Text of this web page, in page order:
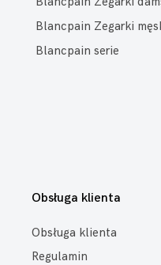
Blancpain Zegarki
Blancpain serie
Obsługa klienta
Obsługa klienta
Regulamin